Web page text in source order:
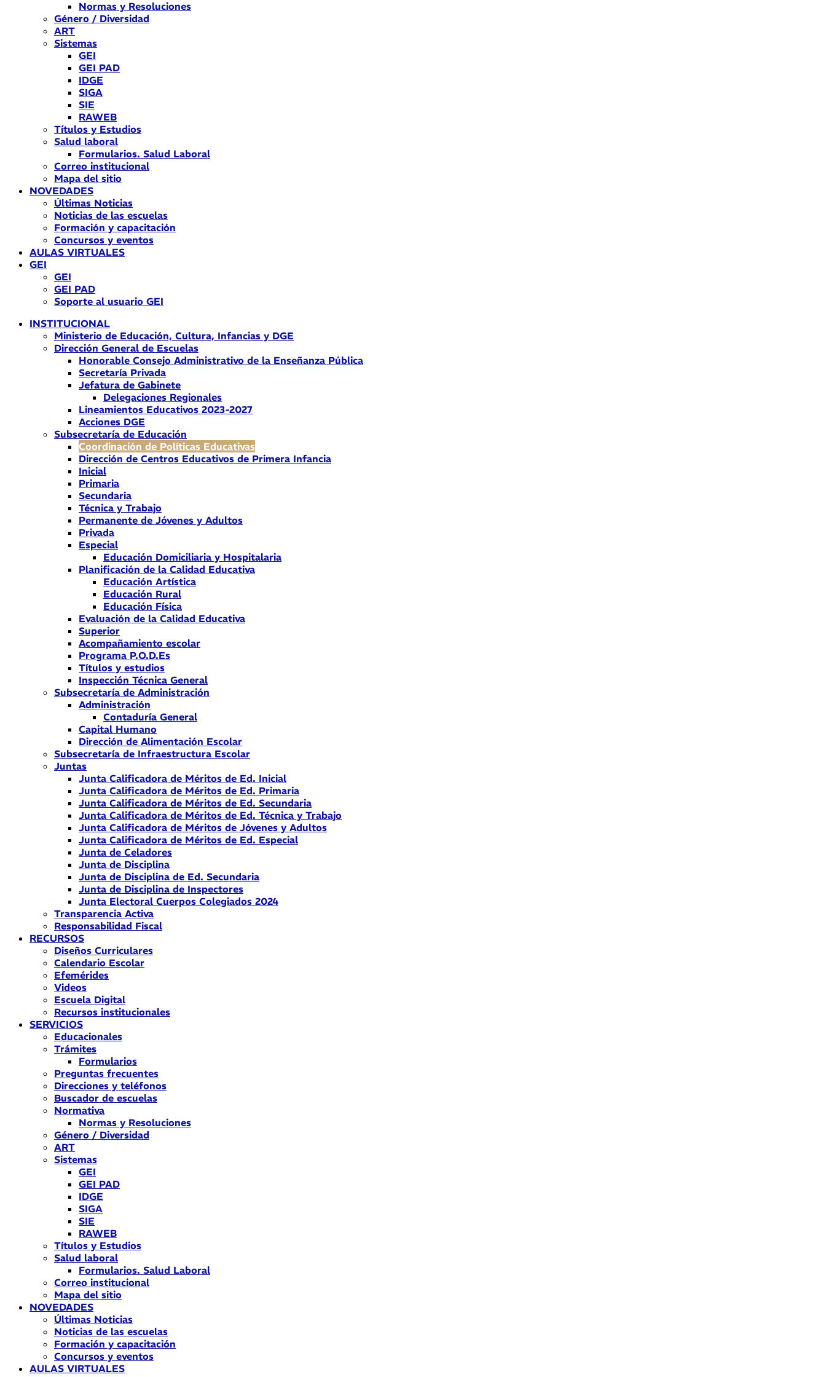
Normas y Resoluciones
Género / Diversidad
ART
Sistemas
GEI
GEI PAD
IDGE
SIGA
SIE
RAWEB
Títulos y Estudios
Salud laboral
Formularios. Salud Laboral
Correo institucional
Mapa del sitio
NOVEDADES
Últimas Noticias
Noticias de las escuelas
Formación y capacitación
Concursos y eventos
AULAS VIRTUALES
GEI
GEI
GEI PAD
Soporte al usuario GEI
INSTITUCIONAL
Ministerio de Educación, Cultura, Infancias y DGE
Dirección General de Escuelas
Honorable Consejo Administrativo de la Enseñanza Pública
Secretaría Privada
Jefatura de Gabinete
Delegaciones Regionales
Lineamientos Educativos 2023-2027
Acciones DGE
Subsecretaría de Educación
Coordinación de Políticas Educativas
Dirección de Centros Educativos de Primera Infancia
Inicial
Primaria
Secundaria
Técnica y Trabajo
Permanente de Jóvenes y Adultos
Privada
Especial
Educación Domiciliaria y Hospitalaria
Planificación de la Calidad Educativa
Educación Artística
Educación Rural
Educación Física
Evaluación de la Calidad Educativa
Superior
Acompañamiento escolar
Programa P.O.D.Es
Títulos y estudios
Inspección Técnica General
Subsecretaría de Administración
Administración
Contaduría General
Capital Humano
Dirección de Alimentación Escolar
Subsecretaría de Infraestructura Escolar
Juntas
Junta Calificadora de Méritos de Ed. Inicial
Junta Calificadora de Méritos de Ed. Primaria
Junta Calificadora de Méritos de Ed. Secundaria
Junta Calificadora de Méritos de Ed. Técnica y Trabajo
Junta Calificadora de Méritos de Jóvenes y Adultos
Junta Calificadora de Méritos de Ed. Especial
Junta de Celadores
Junta de Disciplina
Junta de Disciplina de Ed. Secundaria
Junta de Disciplina de Inspectores
Junta Electoral Cuerpos Colegiados 2024
Transparencia Activa
Responsabilidad Fiscal
RECURSOS
Diseños Curriculares
Calendario Escolar
Efemérides
Videos
Escuela Digital
Recursos institucionales
SERVICIOS
Educacionales
Trámites
Formularios
Preguntas frecuentes
Direcciones y teléfonos
Buscador de escuelas
Normativa
Normas y Resoluciones
Género / Diversidad
ART
Sistemas
GEI
GEI PAD
IDGE
SIGA
SIE
RAWEB
Títulos y Estudios
Salud laboral
Formularios. Salud Laboral
Correo institucional
Mapa del sitio
NOVEDADES
Últimas Noticias
Noticias de las escuelas
Formación y capacitación
Concursos y eventos
AULAS VIRTUALES